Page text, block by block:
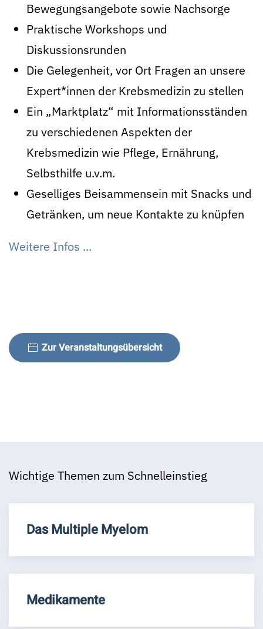
Bewegungsangebote sowie Nachsorge
Praktische Workshops und
Diskussionsrunden
Die Gelegenheit, vor Ort Fragen an unsere
Expert*innen der Krebsmedizin zu stellen
Ein „Marktplatz“ mit Informationsständen
zu verschiedenen Aspekten der
Krebsmedizin wie Pflege, Ernährung,
Selbsthilfe u.v.m.
Geselliges Beisammensein mit Snacks und
Getränken, um neue Kontakte zu knüpfen
Weitere Infos ...
Zur Veranstaltungsübersicht
Wichtige Themen zum Schnelleinstieg
Das Multiple Myelom
Medikamente